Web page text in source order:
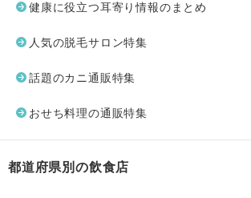
健康に役立つ耳寄り情報のまとめ
人気の脱毛サロン特集
話題のカニ通販特集
おせち料理の通販特集
都道府県別の飲食店